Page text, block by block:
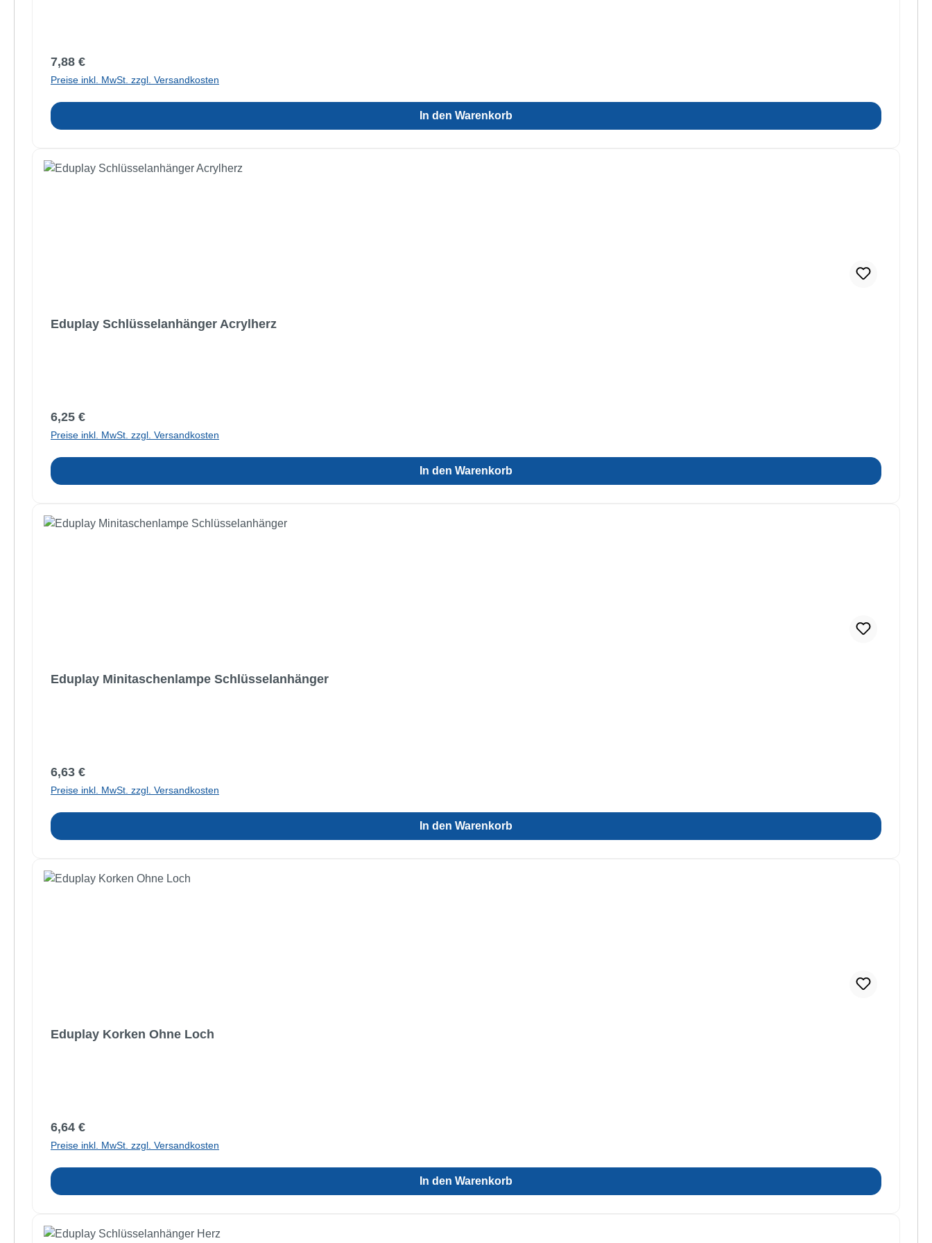
Regulärer Preis:
7,88 €
Preise inkl. MwSt. zzgl. Versandkosten
In den Warenkorb
Eduplay Schlüsselanhänger Acrylherz
Regulärer Preis:
6,25 €
Preise inkl. MwSt. zzgl. Versandkosten
In den Warenkorb
Eduplay Minitaschenlampe Schlüsselanhänger
Regulärer Preis:
6,63 €
Preise inkl. MwSt. zzgl. Versandkosten
In den Warenkorb
Eduplay Korken Ohne Loch
Regulärer Preis:
6,64 €
Preise inkl. MwSt. zzgl. Versandkosten
In den Warenkorb